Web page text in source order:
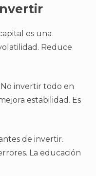
es una
Reduce
invertir todo en
estabilidad. Es
de invertir.
La educación